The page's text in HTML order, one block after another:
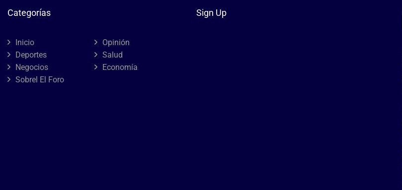
Categorías
Inicio
Opinión
Deportes
Salud
Negocios
Economía
Sobrel El Foro
Sign Up